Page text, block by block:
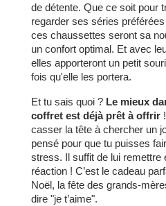
de détente. Que ce soit pour
regarder ses séries
ces chaussettes seront sa
un confort optimal. Et avec
elles apporteront un petit
fois qu'elle les portera.
Et tu sais quoi ? Le mieux
coffret est déjà prêt à offrir
casser la tête à chercher un
pensé pour que tu puisses
stress. Il suffit de lui remettre
réaction ! C’est le cadeau
Noël, la fête des grands-
dire "je t’aime".